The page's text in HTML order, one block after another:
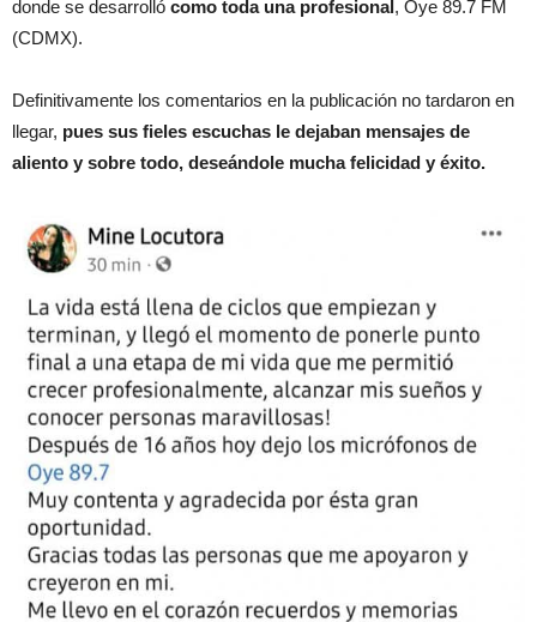
donde se desarrolló como toda una profesional , Oye 89.7 FM
(CDMX).
Definitivamente los comentarios en la publicación no tardaron en
llegar, pues sus fieles escuchas le dejaban mensajes de
aliento y sobre todo, deseándole mucha felicidad y éxito.